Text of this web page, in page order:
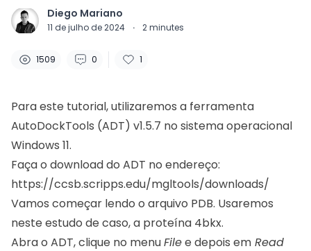
Diego Mariano
11 de julho de 2024 · 2minutes
1509 0 1
Para este tutorial, utilizaremos a ferramenta
AutoDockTools (ADT) v1.5.7 no sistema operacional
Windows 11.
Faça o download do ADT no endereço:
https://ccsb.scripps.edu/mgltools/downloads/
Vamos começar lendo o arquivo PDB. Usaremos
neste estudo de caso, a proteína 4bkx.
Abra o ADT, clique no menuFilee depois em Read